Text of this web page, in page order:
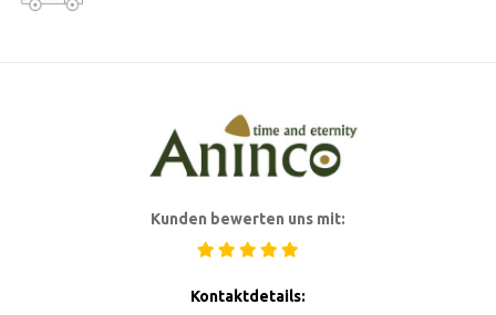
Kunden bewerten uns mit:
Kontaktdetails: